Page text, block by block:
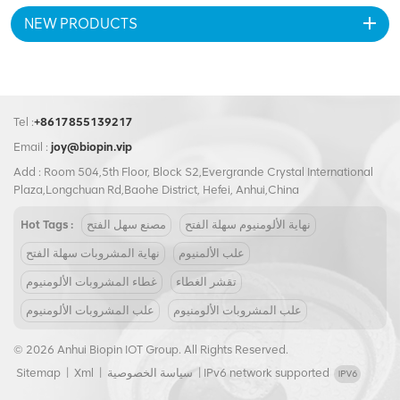
مثالية للتطبيقات الصناعية، فهي
توفر حلاً مانعًا للتسرب يمكن
الاعتماد عليه لمتطلبات تعبئة المواد
والمشروبات، فهي توفر حلاً مانعًا
للتسرب يمكن الاعتماد عليه لتلبية
احتياجات التغليف الخاصة بك.
NEW PRODUCTS
Tel :+8617855139217
Email : joy@biopin.vip
Add : Room 504,5th Floor, Block S2,Evergrande Crystal International
Plaza,Longchuan Rd,Baohe District, Hefei, Anhui,China
Hot Tags : مصنع سهل الفتح نهاية الألومنيوم سهلة الفتح
نهاية المشروبات سهلة الفتح علب الألمنيوم
غطاء المشروبات الألومنيوم تقشر الغطاء
علب المشروبات الألومنيوم علب المشروبات الألومنيوم
© 2026 Anhui Biopin IOT Group. All Rights Reserved.
Sitemap
Xml سياسة الخصوصية IPv6 network supported